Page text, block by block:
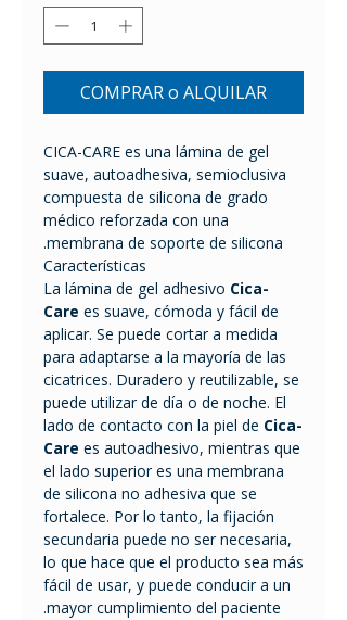
COMPRAR o ALQUILAR
CICA-CARE es una lámina de gel
suave, autoadhesiva, semioclusiva
compuesta de silicona de grado
médico reforzada con una
membrana de soporte de silicona.
Características
La lámina de gel adhesivo Cica-
Care es suave, cómoda y fácil de
aplicar. Se puede cortar a medida
para adaptarse a la mayoría de las
cicatrices. Duradero y reutilizable, se
puede utilizar de día o de noche. El
lado de contacto con la piel de Cica-
Care es autoadhesivo, mientras que
el lado superior es una membrana
de silicona no adhesiva que se
fortalece. Por lo tanto, la fijación
secundaria puede no ser necesaria,
lo que hace que el producto sea más
fácil de usar, y puede conducir a un
mayor cumplimiento del paciente.